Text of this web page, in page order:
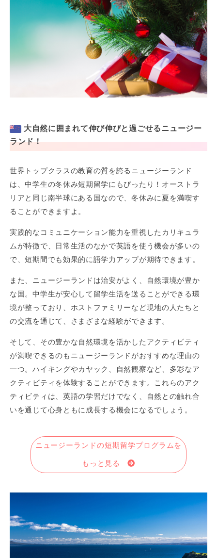
大自然に囲まれて伸び伸びと過ごせるニュージー
ランド！
世界トップクラスの教育の質を誇るニュージーランド
は、中学生の冬休み短期留学にもぴったり！オーストラ
リアと同じ南半球にある国なので、冬休みに夏を満喫す
ることができますよ。
実践的なコミュニケーション能力を重視したカリキュラ
ムが特徴で、日常生活のなかで英語を使う機会が多いの
で、短期間でも効果的に語学力アップが期待できます。
また、ニュージーランドは治安がよく、自然環境が豊か
な国。中学生が安心して留学生活を送ることができる環
境が整っており、ホストファミリーなど現地の人たちと
の交流を通じて、さまざまな経験ができます。
そして、その豊かな自然環境を活かしたアクティビティ
が満喫できるのもニュージーランドがおすすめな理由の
一つ。ハイキングやカヤック、自然観察など、多彩なア
クティビティを体験することができます。これらのアク
ティビティは、英語の学習だけでなく、自然との触れ合
いを通じて心身ともに成長する機会になるでしょう。
ニュージーランドの短期留学プログラムを
もっと見る